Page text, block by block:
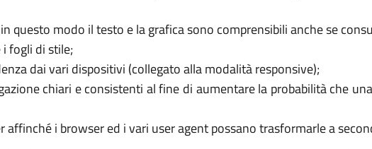
questo modo il testo e la grafica sono comprensibili anche se
fogli di stile;
dai vari dispositivi (collegato alla modalità responsive);
chiari e consistenti al fine di aumentare la probabilità che
i browser ed i vari user agent possano trasformarle a